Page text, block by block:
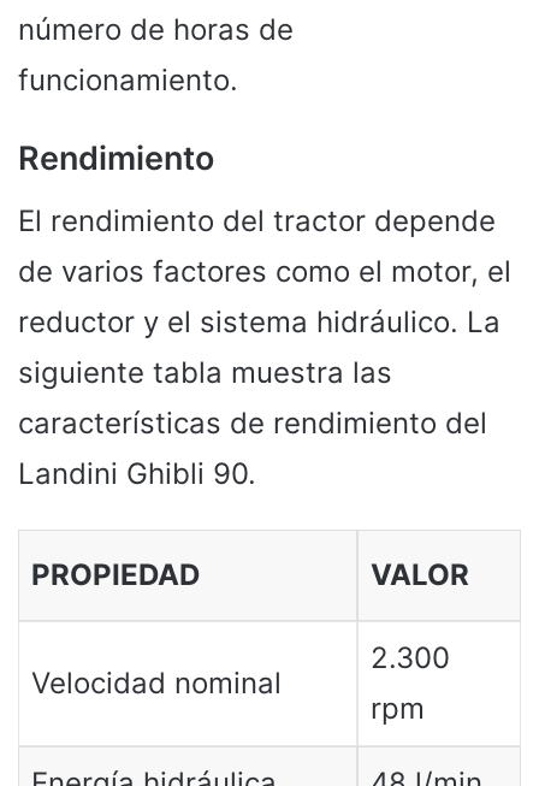
número de horas de
funcionamiento.
Rendimiento
El rendimiento del tractor depende
de varios factores como el motor, el
reductor y el sistema hidráulico. La
siguiente tabla muestra las
características de rendimiento del
Landini Ghibli 90.
PROPIEDAD VALOR
Velocidad nominal
2.300
rpm